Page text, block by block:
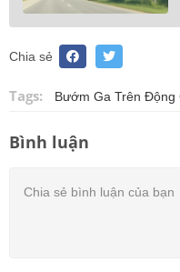
Chia sẻ
Tags: Bướm Ga Trên Động
Bình luận